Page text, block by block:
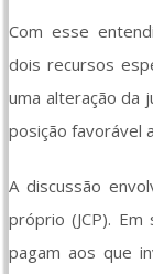
Com esse
dois recursos
uma alteração da
posição favorável
A discussão
próprio (JCP).
pagam aos que